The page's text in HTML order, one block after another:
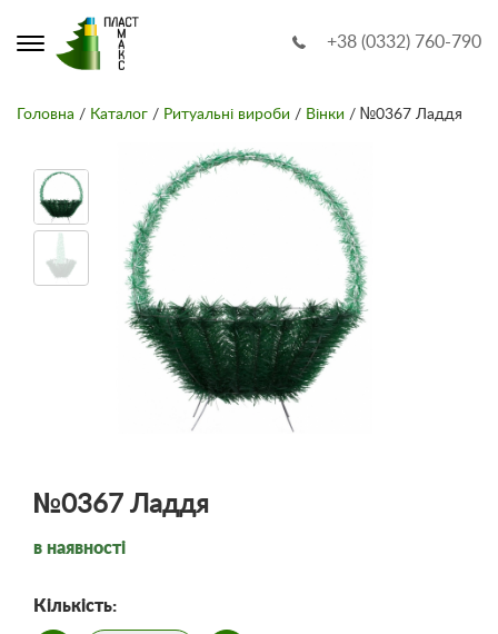
+38 (0332) 760-790
Головна / Каталог / Ритуальні вироби / Вінки / №0367 Ладдя
№0367 Ладдя
в наявності
Кількість: